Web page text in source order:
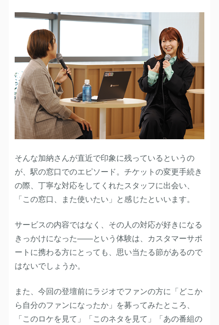
そんな加納さんが直近で印象に残っているというの
が、駅の窓口でのエピソード。チケットの変更手続き
の際、丁寧な対応をしてくれたスタッフに出会い、
「この窓口、また使いたい」と感じたといいます。
サービスの内容ではなく、その人の対応が好きになる
きっかけになった——という体験は、カスタマーサポ
ートに携わる方にとっても、思い当たる節があるので
はないでしょうか。
また、今回の登壇前にラジオでファンの方に「どこか
ら自分のファンになったか」を募ってみたところ、
「このロケを見て」「このネタを見て」「あの番組の